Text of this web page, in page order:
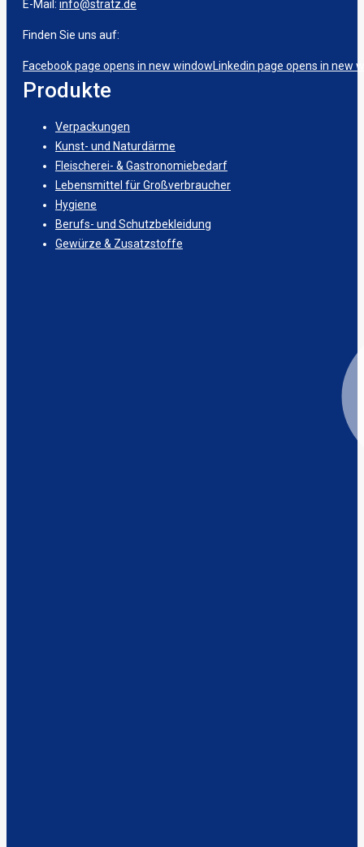
E-Mail: info@stratz.de
Finden Sie uns auf:
Facebook page opens in new windowLinkedin page opens in new
Produkte
Verpackungen
Kunst- und Naturdärme
Fleischerei- & Gastronomiebedarf
Lebensmittel für Großverbraucher
Hygiene
Berufs- und Schutzbekleidung
Gewürze & Zusatzstoffe